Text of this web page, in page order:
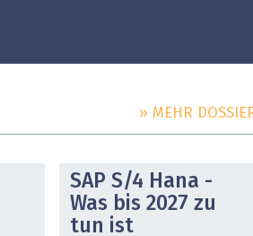
» MEHR
SAP S/4 Hana -
Was bis 2027 zu
tun ist